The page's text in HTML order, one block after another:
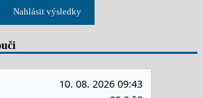
Nahlásit výsledky
10. 08. 2026 09:43